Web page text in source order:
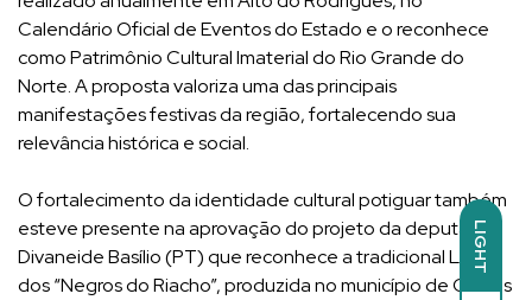
LIGHT
Calendário Oficial de Eventos do Estado e o reconhece
como Patrimônio Cultural Imaterial do Rio Grande do
Norte. A proposta valoriza uma das principais
manifestações festivas da região, fortalecendo sua
relevância histórica e social.
O fortalecimento da identidade cultural potiguar também
esteve presente na aprovação do projeto da deputada
Divaneide Basílio (PT) que reconhece a tradicional Louça
dos “Negros do Riacho”, produzida no município de Currais